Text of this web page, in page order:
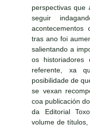
perspectivas que
seguir
tras ano foi
salientando a
os
referente, xa
posibilidade de
se vexan
coa publicación
da Editorial
volume de